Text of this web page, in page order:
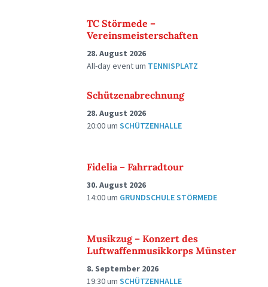
TC Störmede –
Vereinsmeisterschaften
28. August 2026
All-day eventum TENNISPLATZ
Schützenabrechnung
28. August 2026
20:00um SCHÜTZENHALLE
Fidelia – Fahrradtour
30. August 2026
14:00um GRUNDSCHULE STÖRMEDE
Musikzug – Konzert des
Luftwaffenmusikkorps Münster
8. September 2026
19:30um SCHÜTZENHALLE